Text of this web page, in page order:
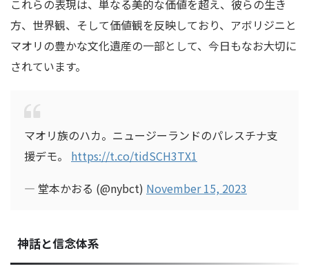
これらの表現は、単なる美的な価値を超え、彼らの生き
方、世界観、そして価値観を反映しており、アボリジニと
マオリの豊かな文化遺産の一部として、今日もなお大切に
されています。
マオリ族のハカ。ニュージーランドのパレスチナ支
援デモ。 https://t.co/tidSCH3TX1
— 堂本かおる (@nybct) November 15, 2023
神話と信念体系